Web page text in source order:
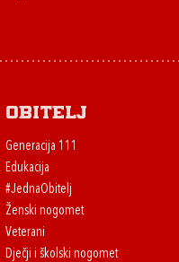
Obitelj
Generacija 111
Edukacija
#JednaObitelj
Ženski nogomet
Veterani
Dječji i školski nogomet